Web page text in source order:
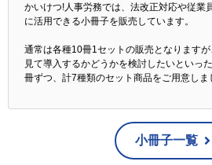
かいけつ!人事労務では、法改正対応や従業
に活用できる小冊子を販売しています。
通常は各種10冊1セットの販売となります
見て導入するかどうかを検討したいといっ
冊ずつ、計7種類のセット商品をご用意しま
小冊子一覧